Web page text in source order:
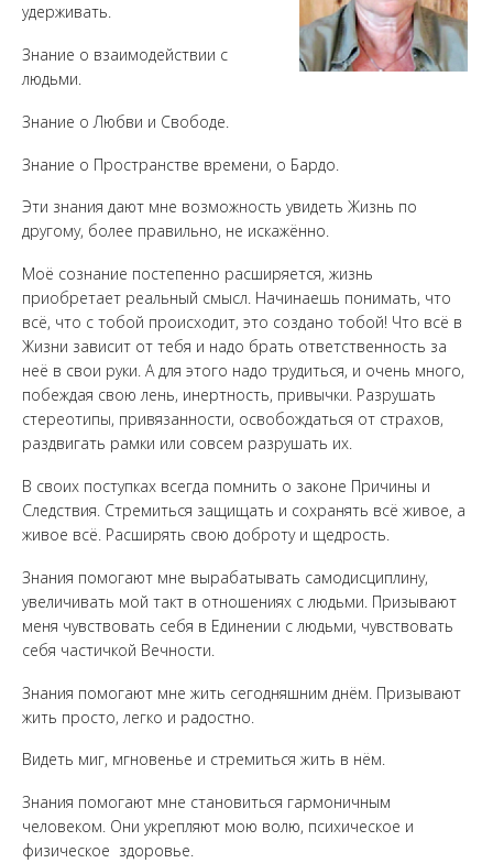
удерживать.
Знание о взаимодействии с
людьми.
Знание о Любви и Свободе.
Знание о Пространстве времени, о Бардо.
Эти знания дают мне возможность увидеть Жизнь по
другому, более правильно, не искажённо.
Моё сознание постепенно расширяется, жизнь
приобретает реальный смысл. Начинаешь понимать, что
всё, что с тобой происходит, это создано тобой! Что всё в
Жизни зависит от тебя и надо брать ответственность за
неё в свои руки. А для этого надо трудиться, и очень много,
побеждая свою лень, инертность, привычки. Разрушать
стереотипы, привязанности, освобождаться от страхов,
раздвигать рамки или совсем разрушать их.
В своих поступках всегда помнить о законе Причины и
Следствия. Стремиться защищать и сохранять всё живое, а
живое всё. Расширять свою доброту и щедрость.
Знания помогают мне вырабатывать самодисциплину,
увеличивать мой такт в отношениях с людьми. Призывают
меня чувствовать себя в Единении с людьми, чувствовать
себя частичкой Вечности.
Знания помогают мне жить сегодняшним днём. Призывают
жить просто, легко и радостно.
Видеть миг, мгновенье и стремиться жить в нём.
Знания помогают мне становиться гармоничным
человеком. Они укрепляют мою волю, психическое и
физическое здоровье.